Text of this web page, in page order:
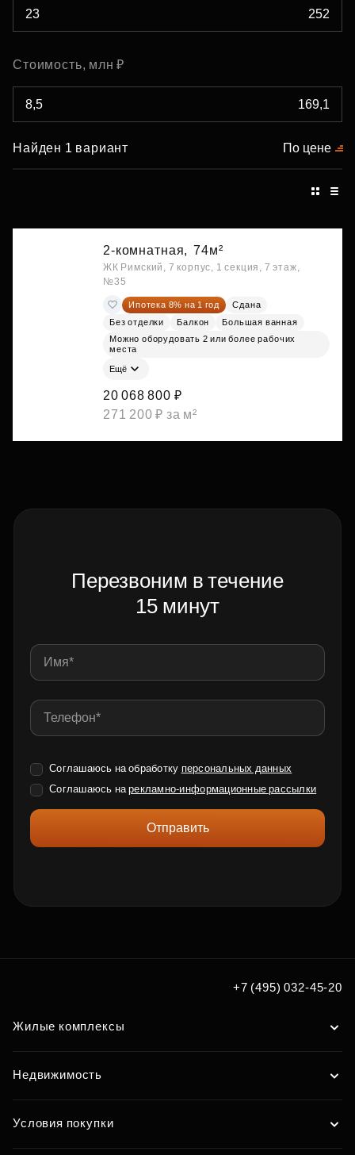
Стоимость, млн ₽
Найден 1 вариант По цене
2-комнатная, 74м²
ЖК Римский, 7 корпус, 1 секция, 7 этаж,
№35
Ипотека 8% на 1 год
Сдана
Без отделки
Балкон
Большая ванная
Можно оборудовать 2 или более рабочих
места
Ещё
20 068 800 ₽
271 200 ₽ за м²
Перезвоним в течение
15 минут
Соглашаюсь на обработку персональных данных
Соглашаюсь нарекламно-информационные рассылки
Отправить
+7 (495) 032-45-20
Жилые комплексы
Недвижимость
Условия покупки